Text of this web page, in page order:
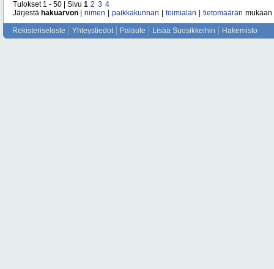
Tulokset 1 - 50 | Sivu 1 2 3 4
Järjestä hakuarvon nimen paikkakunnan toimialan tietomäärän mukaan
Rekisteriseloste Yhteystiedot Palaute Lisää Suosikkeihin Hakemisto